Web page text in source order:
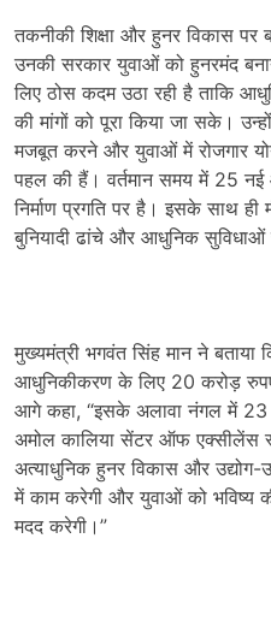
तकनीकी शिक्षा और हुनर विकास
उनकी सरकार युवाओं को हुनरमंद
लिए ठोस कदम उठा रही है ताकि
की मांगों को पूरा किया जा सके।
मजबूत करने और युवाओं में रोजगार
पहल की हैं। वर्तमान समय में 25 नई
निर्माण प्रगति पर है। इसके साथ
बुनियादी ढांचे और आधुनिक
मुख्यमंत्री भगवंत सिंह मान ने बताया
आधुनिकीकरण के लिए 20 करोड़
आगे कहा, “इसके अलावा नंगल में
अमोल कालिया सेंटर ऑफ एक्सीलेंस
अत्याधुनिक हुनर विकास और
में काम करेगी और युवाओं को भविष्य
मदद करेगी।”